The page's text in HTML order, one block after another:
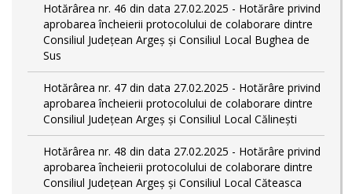
Hotărârea nr. 46 din data 27.02.2025 - Hotărâre privind
aprobarea încheierii protocolului de colaborare dintre
Consiliul Județean Argeș și Consiliul Local Bughea de
Sus
Hotărârea nr. 47 din data 27.02.2025 - Hotărâre privind
aprobarea încheierii protocolului de colaborare dintre
Consiliul Județean Argeș și Consiliul Local Călinești
Hotărârea nr. 48 din data 27.02.2025 - Hotărâre privind
aprobarea încheierii protocolului de colaborare dintre
Consiliul Județean Argeș și Consiliul Local Căteasca